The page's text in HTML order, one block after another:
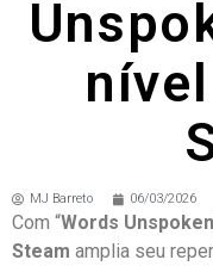
MJ Barreto 06/03/2026
Com “Words Unspoken
Steam amplia seu